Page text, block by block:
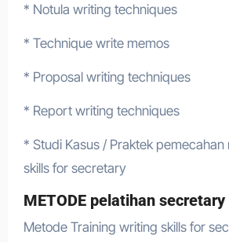
* Notula writing techniques
* Technique write memos
* Proposal writing techniques
* Report writing techniques
* Studi Kasus / Praktek pemecahan
skills for secretary
METODE pelatihan
Metode Training writing skills for